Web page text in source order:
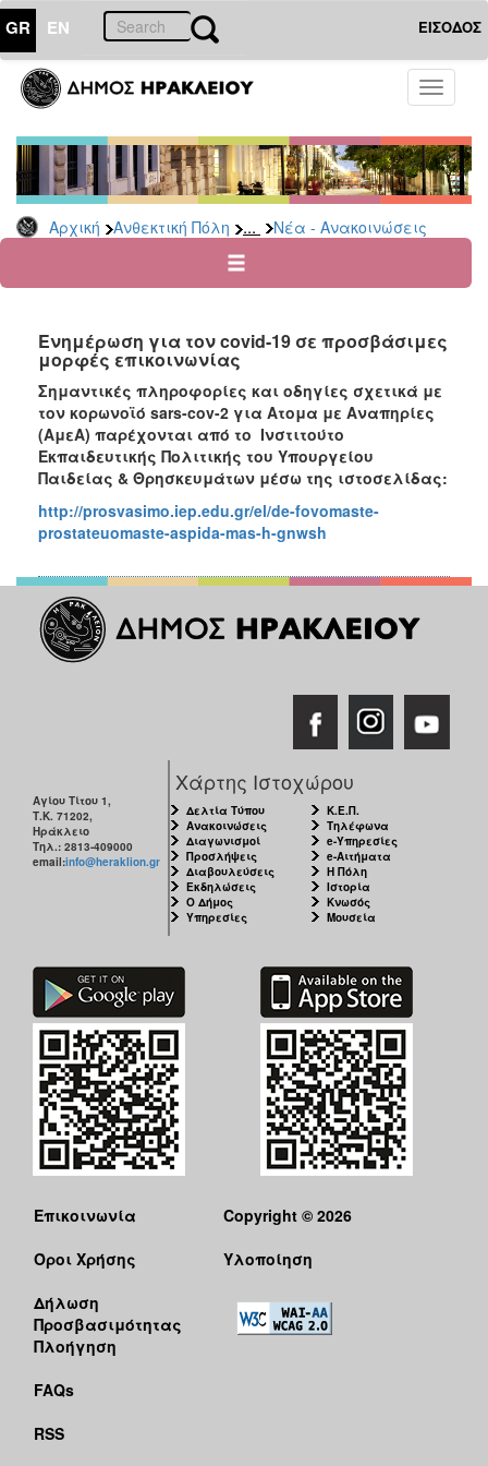
GR EN ΕΙΣΟΔΟΣ
Toggle
Αρχική Ανθεκτική Πόλη ... Νέα - Ανακοινώσεις
ΑΝΘΕΚΤΙΚΗ
ΠΟΛΗ
Κοινωνική
Πολιτική
Νέα
Ανακοινώσεις
για
Οικονομική
Αδυναμία
&
Φυσικές
Καταστροφές
Κέντρα
Κοινοτικής
Φροντίδας
Κέντρα
Δημιουργικής
Απασχόλησης
Παιδιών
(Κ.Δ.Α.Π.)
Ηλικιωμένων
Κ.Δ.Α.Π.Α.μεΑ.
Αδειοδότηση
Βρεφονηπιακών
Δημοτικό
Ιατρείο
Ξενώνας
Φιλοξενίας
Γυναικών
Κέντρο
Κοινότητας
Κοινωνικό
Φαρμακείο
Κοινωνικό
Ισότητα
Φύλων
Υγεία
Απινιδωτές
Ενημέρωση για τον covid-19 σε προσβάσιμες
μορφές επικοινωνίας
Σημαντικές πληροφορίες και οδηγίες σχετικά με
τον κορωνοϊό sars-cov-2 για Ατομα με Αναπηρίες
(ΑμεΑ) παρέχονται από το Ινστιτούτο
Εκπαιδευτικής Πολιτικής του Υπουργείου
Παιδείας & Θρησκευμάτων μέσω της ιστοσελίδας:
http://prosvasimo.iep.edu.gr/el/de-fovomaste-
prostateuomaste-aspida-mas-h-gnwsh
Αγίου Τίτου 1,
Τ.Κ. 71202,
Ηράκλειο
Τηλ.: 2813-409000
email:info@heraklion.gr
Χάρτης Ιστοχώρου
Δελτία Τύπου
Ανακοινώσεις
Διαγωνισμοί
Προσλήψεις
Διαβουλεύσεις
Εκδηλώσεις
Ο Δήμος
Υπηρεσίες
Κ.Ε.Π.
Τηλέφωνα
e-Υπηρεσίες
e-Αιτήματα
Η Πόλη
Ιστορία
Κνωσός
Μουσεία
Επικοινωνία
Όροι Χρήσης
Δήλωση
Προσβασιμότητας
Πλοήγηση
FAQs
RSS
Copyright © 2026
Υλοποίηση